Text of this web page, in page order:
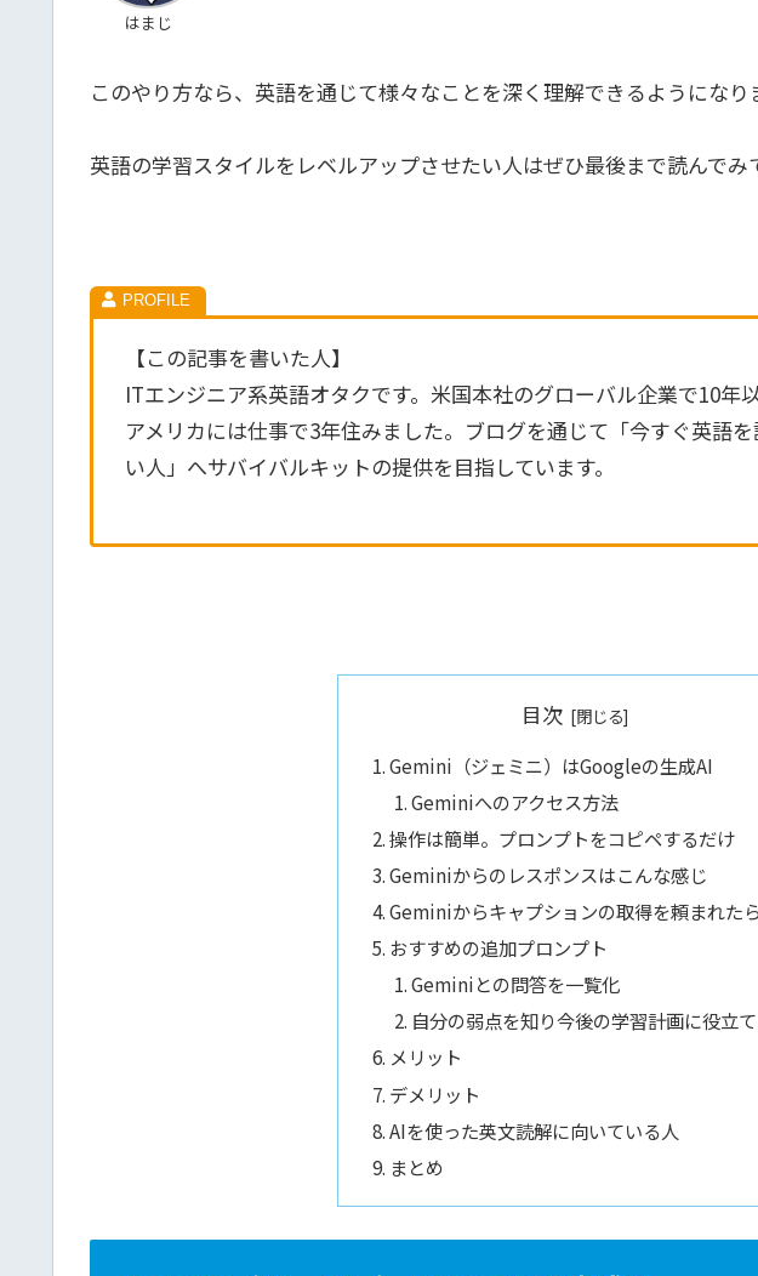
はまじ
このやり方なら、英語を通じて様々なことを深く理解できるようになり
英語の学習スタイルをレベルアップさせたい人はぜひ最後まで読んでみ
【この記事を書いた人】
ITエンジニア系英語オタクです。米国本社のグローバル企業で10年
アメリカには仕事で3年住みました。ブログを通じて「今すぐ英語
い人」へサバイバルキットの提供を目指しています。
目次
Gemini（ジェミニ）はGoogleの生成AI
Geminiへのアクセス方法
操作は簡単。プロンプトをコピペするだけ
Geminiからのレスポンスはこんな感じ
Geminiからキャプションの取得を頼まれたら
おすすめの追加プロンプト
Geminiとの問答を一覧化
自分の弱点を知り今後の学習計画に役立
メリット
デメリット
AIを使った英文読解に向いている人
まとめ